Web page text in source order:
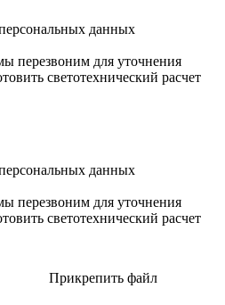
данных
перезвоним для уточнения
светотехнический расчет
данных
перезвоним для уточнения
светотехнический расчет
Прикрепить файл